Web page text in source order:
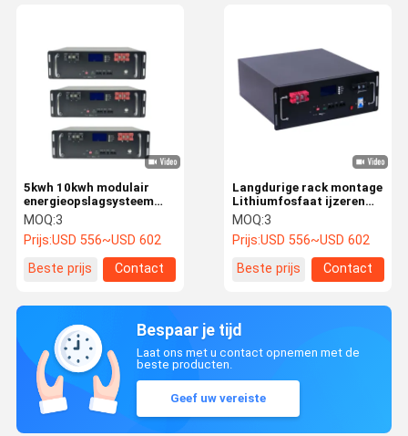
5kwh 10kwh modulair
energieopslagsysteem
schaalbare LiFePO4-
batterijen
MOQ:3
Prijs:USD 556~USD 602
Beste prijs
Contact
Langdurige rack montage
Lithiumfosfaat ijzeren
batterij 51.2V 100Ah
veilig efficiënt
MOQ:3
Prijs:USD 556~USD 602
Beste prijs
Contact
Bespaar je tijd
Laat ons met u contact opnemen met de
beste producten.
Geef uw vereiste